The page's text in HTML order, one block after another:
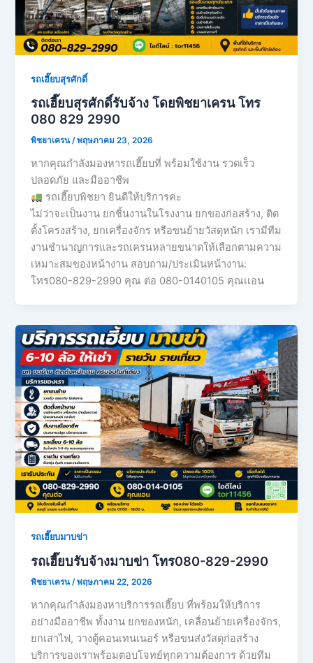
รถเฮี๊ยบสุรศักดิ์
รถเฮี๊ยบสุรศักดิ์รับจ้าง โดยพิชยาเครน โทร
080 829 2990
พิชยาเครน/พฤษภาคม 23, 2026
หากคุณกำลังมองหารถเฮี๊ยบที่ พร้อมใช้งาน รวดเร็ว
ปลอดภัย และมืออาชีพ
รถเฮี๊ยบพิชยา ยินดีให้บริการค่ะ
ไม่ว่าจะเป็นงาน ยกชิ้นงานในโรงงาน ยกของก่อสร้าง, ติด
ตั้งโครงสร้าง, ยกเครื่องจักร หรือขนย้ายวัสดุหนัก เรามีทีม
งานชำนาญการและรถเครนหลายขนาดให้เลือกตามความ
เหมาะสมของหน้างาน สอบถาม/ประเมินหน้างาน:
โทร080-829-2990 คุณ ต่อ 080-0140105 คุณเเอน
รถเฮี๊ยบมาบข่า
รถเฮี๊ยบรับจ้างมาบข่า โทร080-829-2990
พิชยาเครน/พฤษภาคม 22, 2026
หากคุณกำลังมองหาบริการรถเฮี๊ยบ ที่พร้อมให้บริการ
อย่างมืออาชีพ ทั้งงาน ยกของหนัก, เคลื่อนย้ายเครื่องจักร,
ยกเสาไฟ, วางตู้คอนเทนเนอร์ หรือขนส่งวัสดุก่อสร้าง
บริการของเราพร้อมตอบโจทย์ทุกความต้องการ ด้วยทีม